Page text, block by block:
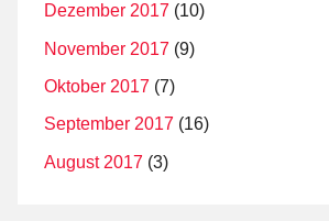
Dezember 2017 (10)
November 2017 (9)
Oktober 2017 (7)
September 2017 (16)
August 2017 (3)